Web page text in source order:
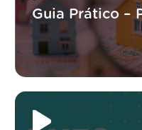
Guia Prático –